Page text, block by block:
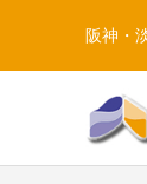
阪神・